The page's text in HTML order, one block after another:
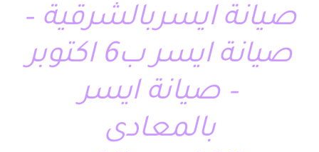
صيانة ايسربالشرقية –
صيانة ايسر ب6 اكتوبر
– صيانة ايسر
بالمعادى